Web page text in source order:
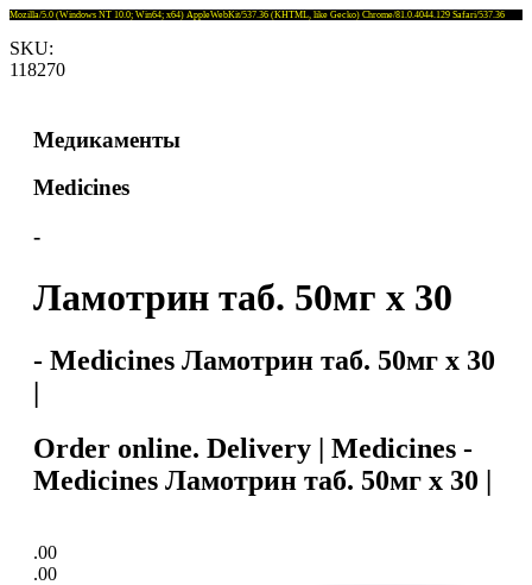
Mozilla/5.0 (Windows NT 10.0; Win64; x64) AppleWebKit/537.36 (KHTML, like Gecko) Chrome/81.0.4044.129 Safari/537.36
SKU:
118270
Медикаменты
Medicines
-
Ламотрин таб. 50мг x 30
- Medicines Ламотрин таб. 50мг x 30
|
Order online. Delivery | Medicines -
Medicines Ламотрин таб. 50мг x 30 |
.00
.00